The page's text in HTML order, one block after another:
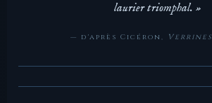
laurier triomphal. »
— d'après Cicéron, Verrines